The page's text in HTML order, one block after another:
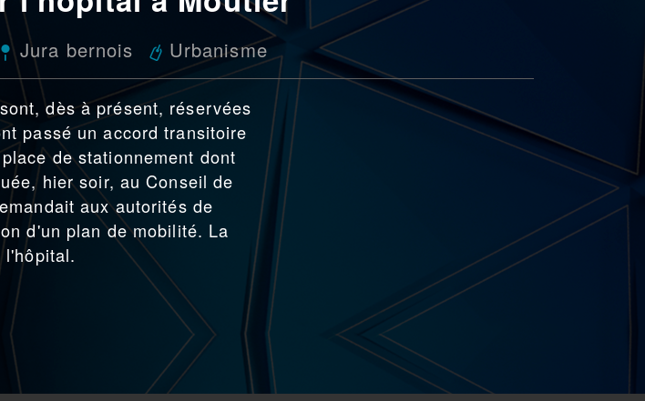
Jura bernois Urbanisme
dès à présent, réservées
passé un accord transitoire
de stationnement dont
hier soir, au Conseil de
aux autorités de
d'un plan de mobilité. La
l'hôpital.